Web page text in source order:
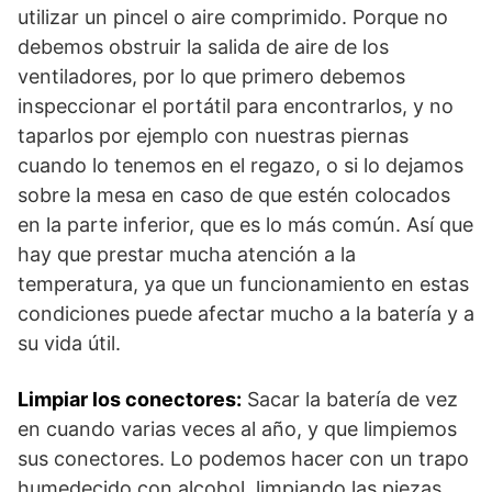
utilizar un pincel o aire comprimido. Porque no
debemos obstruir la salida de aire de los
ventiladores, por lo que primero debemos
inspeccionar el portátil para encontrarlos, y no
taparlos por ejemplo con nuestras piernas
cuando lo tenemos en el regazo, o si lo dejamos
sobre la mesa en caso de que estén colocados
en la parte inferior, que es lo más común. Así que
hay que prestar mucha atención a la
temperatura, ya que un funcionamiento en estas
condiciones puede afectar mucho a la batería y a
su vida útil.
Limpiar los conectores: Sacar la batería de vez
en cuando varias veces al año, y que limpiemos
sus conectores. Lo podemos hacer con un trapo